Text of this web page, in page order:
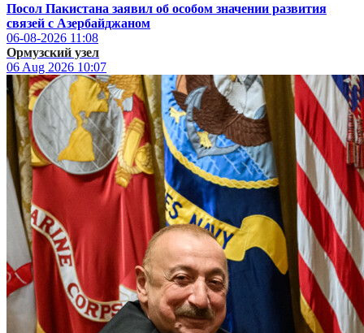
Посол Пакистана заявил об особом значении развития
связей с Азербайджаном
06-08-2026 11:08
Ормузский узел
06 Aug 2026 10:07